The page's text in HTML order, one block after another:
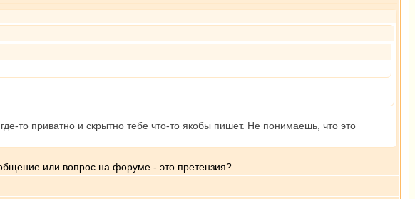
то приватно и скрытно тебе что-то якобы пишет. Не понимаешь, что это
или вопрос на форуме - это претензия?